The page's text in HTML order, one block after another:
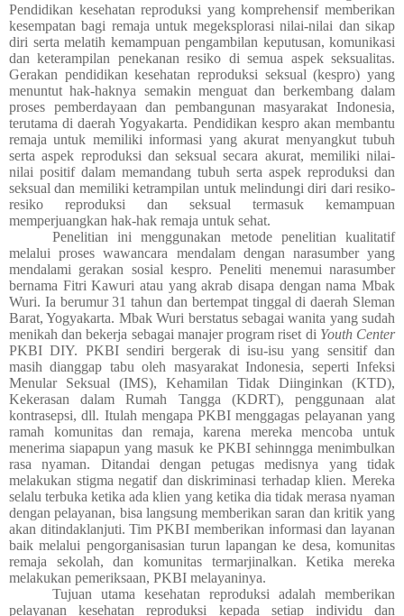
Pendidikan kesehatan reproduksi yang komprehensif memberikan
kesempatan bagi remaja untuk megeksplorasi nilai-nilai dan sikap
diri serta melatih kemampuan pengambilan keputusan, komunikasi
dan keterampilan penekanan resiko di semua aspek seksualitas.
Gerakan pendidikan kesehatan reproduksi seksual (kespro) yang
menuntut hak-haknya semakin menguat dan berkembang dalam
proses pemberdayaan dan pembangunan masyarakat Indonesia,
terutama di daerah Yogyakarta. Pendidikan kespro akan membantu
remaja untuk memiliki informasi yang akurat menyangkut tubuh
serta aspek reproduksi dan seksual secara akurat, memiliki nilai-
nilai positif dalam memandang tubuh serta aspek reproduksi dan
seksual dan memiliki ketrampilan untuk melindungi diri dari resiko-
resiko reproduksi dan seksual termasuk kemampuan
memperjuangkan hak-hak remaja untuk sehat.
Penelitian ini menggunakan metode penelitian kualitatif
melalui proses wawancara mendalam dengan narasumber yang
mendalami gerakan sosial kespro. Peneliti menemui narasumber
bernama Fitri Kawuri atau yang akrab disapa dengan nama Mbak
Wuri. Ia berumur 31 tahun dan bertempat tinggal di daerah Sleman
Barat, Yogyakarta. Mbak Wuri berstatus sebagai wanita yang sudah
menikah dan bekerja sebagai manajer program riset di Youth Center
PKBI DIY. PKBI sendiri bergerak di isu-isu yang sensitif dan
masih dianggap tabu oleh masyarakat Indonesia, seperti Infeksi
Menular Seksual (IMS), Kehamilan Tidak Diinginkan (KTD),
Kekerasan dalam Rumah Tangga (KDRT), penggunaan alat
kontrasepsi, dll. Itulah mengapa PKBI menggagas pelayanan yang
ramah komunitas dan remaja, karena mereka mencoba untuk
menerima siapapun yang masuk ke PKBI sehinngga menimbulkan
rasa nyaman. Ditandai dengan petugas medisnya yang tidak
melakukan stigma negatif dan diskriminasi terhadap klien. Mereka
selalu terbuka ketika ada klien yang ketika dia tidak merasa nyaman
dengan pelayanan, bisa langsung memberikan saran dan kritik yang
akan ditindaklanjuti. Tim PKBI memberikan informasi dan layanan
baik melalui pengorganisasian turun lapangan ke desa, komunitas
remaja sekolah, dan komunitas termarjinalkan. Ketika mereka
melakukan pemeriksaan, PKBI melayaninya.
Tujuan utama kesehatan reproduksi adalah memberikan
pelayanan kesehatan reproduksi kepada setiap individu dan